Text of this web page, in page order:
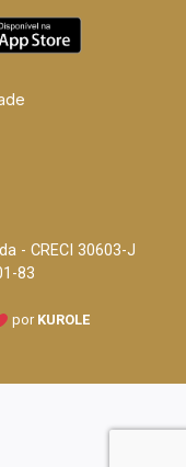
- CRECI 30603-J
83
por KUROLE